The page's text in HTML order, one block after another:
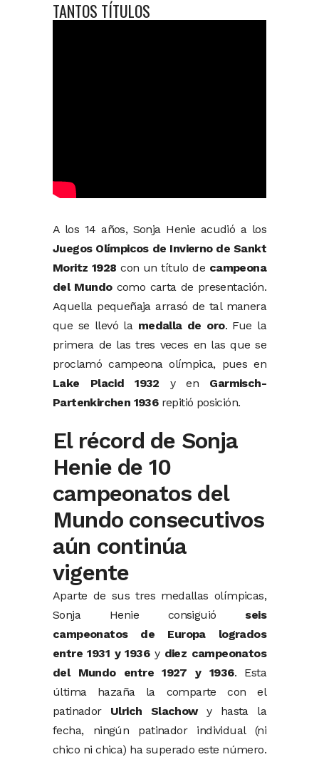
TANTOS TÍTULOS
A los 14 años, Sonja Henie acudió a los
Juegos Olímpicos de Invierno de Sankt
Moritz 1928 con un título de campeona
del Mundocomo carta de presentación.
Aquella pequeñaja arrasó de tal manera
que se llevó la medalla de oro. Fue la
primera de las tres veces en las que se
proclamó campeona olímpica, pues en
Lake Placid 1932 y en Garmisch-
Partenkirchen 1936repitió posición.
El récord de Sonja
Henie de 10
campeonatos del
Mundo consecutivos
aún continúa
vigente
Aparte de sus tres medallas olímpicas,
Sonja Henie consiguió seis
campeonatos de Europa logrados
entre 1931 y 1936y diez campeonatos
del Mundo entre 1927 y 1936. Esta
última hazaña la comparte con el
patinador Ulrich Slachowy hasta la
fecha, ningún patinador individual (ni
chico ni chica) ha superado este número.